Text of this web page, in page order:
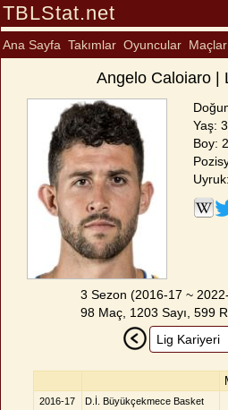
TBLStat.net
Ana Sayfa Takımlar Oyuncular Maçlar
Angelo Caloiaro |
Yaş:
Boy:
Uyruk:
3 Sezon (2016-17 ~
98 Maç, 1203 Sayı, 599
2016-17 D.İ. Büyükçekmece Basket